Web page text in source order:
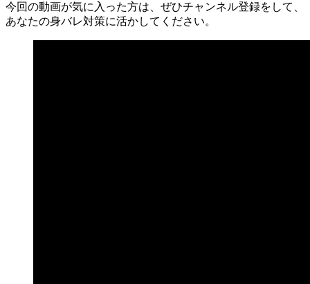
今回の動画が気に入った方は、ぜひチャンネル登録をして、
あなたの身バレ対策に活かしてください。